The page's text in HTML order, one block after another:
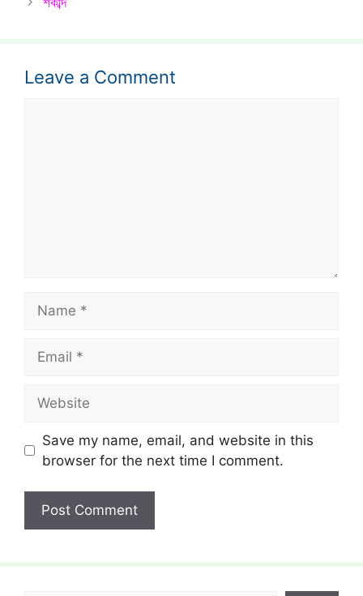
Leave a Comment
Save my name, email, and website in this
browser for the next time I comment.